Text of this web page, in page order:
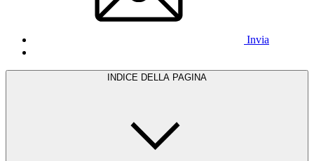
Invia
INDICE DELLA PAGINA